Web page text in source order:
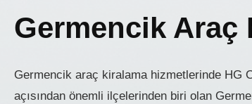
Germencik Araç
Germencik araç kiralama hizmetlerinde HG
açısından önemli ilçelerinden biri olan